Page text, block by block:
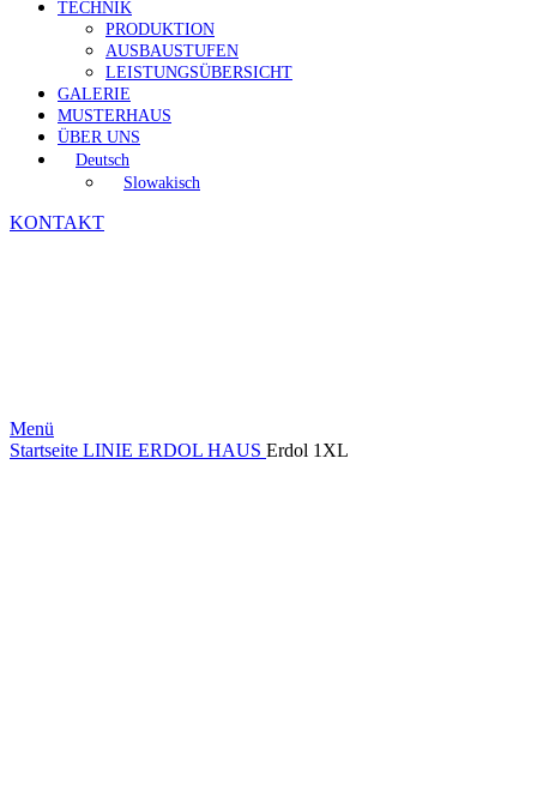
TECHNIK
PRODUKTION
AUSBAUSTUFEN
LEISTUNGSÜBERSICHT
GALERIE
MUSTERHAUS
ÜBER UNS
Deutsch
Slowakisch
KONTAKT
Menü
Startseite LINIE ERDOL HAUS Erdol 1XL